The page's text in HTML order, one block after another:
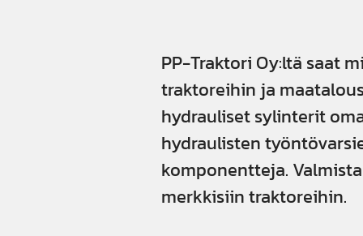
PP-Traktori Oy:ltä saat
traktoreihin ja
hydrauliset sylinterit
hydraulisten
komponentteja.
merkkisiin traktoreihin.